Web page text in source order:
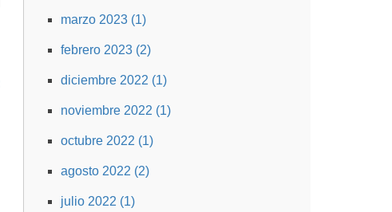
marzo 2023 (1)
febrero 2023 (2)
diciembre 2022 (1)
noviembre 2022 (1)
octubre 2022 (1)
agosto 2022 (2)
julio 2022 (1)